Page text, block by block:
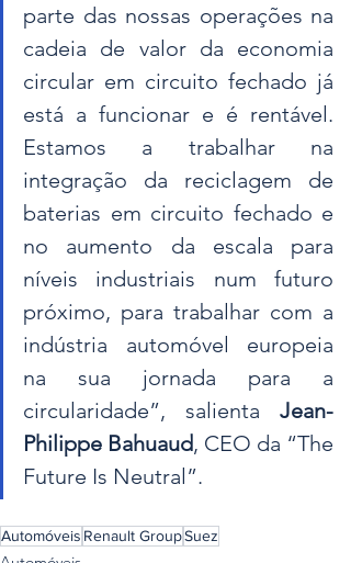
parte das nossas operações na
cadeia de valor da economia
circular em circuito fechado já
está a funcionar e é rentável.
Estamos a trabalhar na
integração da reciclagem de
baterias em circuito fechado e
no aumento da escala para
níveis industriais num futuro
próximo, para trabalhar com a
indústria automóvel europeia
na sua jornada para a
circularidade”, salienta Jean-
Philippe Bahuaud, CEO da “The
Future Is Neutral”.
Automóveis Renault GroupSuez